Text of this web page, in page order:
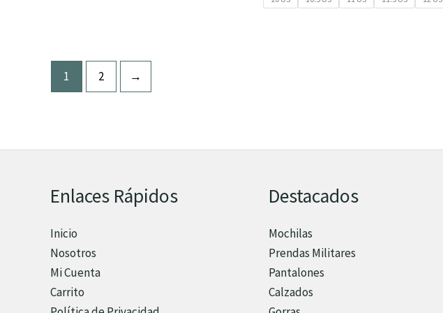
1 2 →
Enlaces Rápidos
Inicio
Nosotros
Mi Cuenta
Carrito
Destacados
Mochilas
Prendas Militares
Pantalones
Calzados